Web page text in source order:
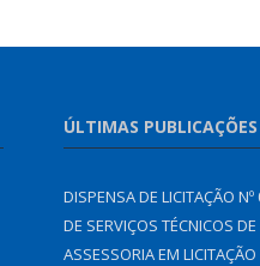
ÚLTIMAS PUBLICAÇÕES
DISPENSA DE LICITAÇÃO
DE SERVIÇOS TÉCNICOS
ASSESSORIA EM